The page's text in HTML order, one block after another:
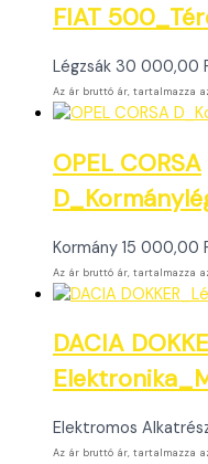
FIAT
Légzsák 30 000,00
Az ár bruttó ár, tartalmazza
OPEL CORSA
Kormány 15 000,00
Az ár bruttó ár, tartalmazza
DACIA
Elektromos
Az ár bruttó ár, tartalmazza